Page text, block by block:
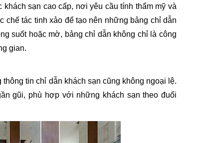
sạn cao cấp, nơi yêu cầu tính thẩm mỹ và
tác tinh xảo để tạo nên những bảng chỉ dẫn
suốt hoặc mờ, bảng chỉ dẫn không chỉ là công
gian.
tin chỉ dẫn khách sạn cũng không ngoại lệ.
gũi, phù hợp với những khách sạn theo đuổi